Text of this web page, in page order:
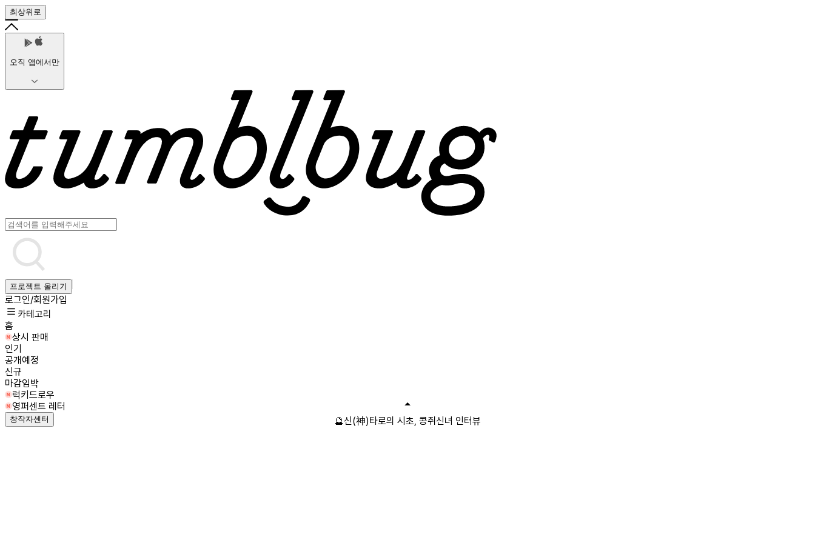
최상위로
오직 앱에서만
프로젝트 올리기
로그인/회원가입
카테고리
홈
상시 판매
인기
공개예정
신규
마감임박
럭키드로우
영퍼센트 레터
창작자센터 🔮신(神)타로의 시초, 콩쥐신녀 인터뷰